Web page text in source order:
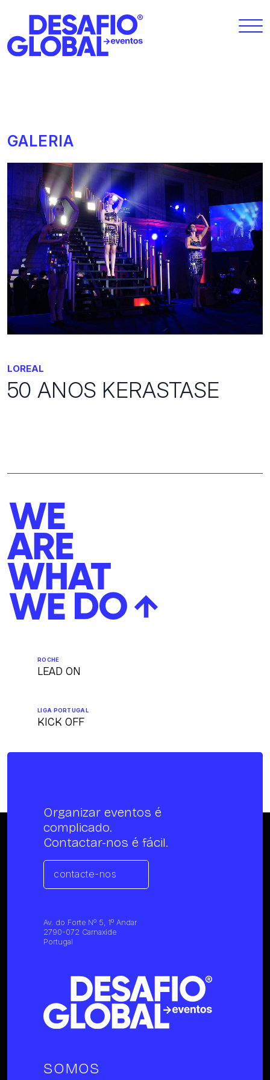
GALERIA
LOREAL
50 ANOS KERASTASE
ROCHE
LEAD ON
LIGA PORTUGAL
KICK OFF
Organizar eventos é
complicado.
Contactar-nos é fácil.
contacte-nos
Av. do Forte Nº 5, 1º Andar
2790-072 Carnaxide
Portugal
SOMOS